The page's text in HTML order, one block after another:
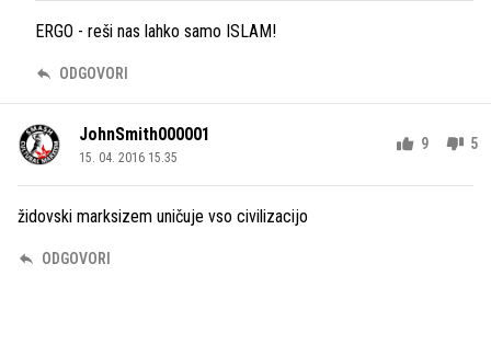
ERGO - reši nas lahko samo ISLAM!
ODGOVORI
JohnSmith000001
15. 04. 2016 15.35
9 5
židovski marksizem uničuje vso civilizacijo
ODGOVORI